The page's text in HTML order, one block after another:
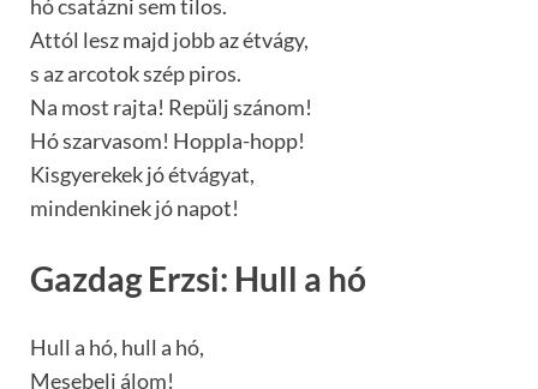
hó csatázni sem tilos.
Attól lesz majd jobb az étvágy,
s az arcotok szép piros.
Na most rajta! Repülj szánom!
Hó szarvasom! Hoppla-hopp!
Kisgyerekek jó étvágyat,
mindenkinek jó napot!
Gazdag Erzsi: Hull a hó
Hull a hó, hull a hó,
Mesebeli álom!